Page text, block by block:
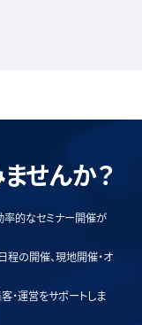
せんか？
率的なセミナー開催が
程の開催、現地開催・オ
・運営をサポートしま